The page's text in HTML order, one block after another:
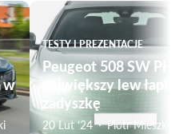
w
TESTY I PREZENTACJE
Peugeot 508 SW
największy lew łapie
zadyszkę
20 Lut ‘24 Piotr